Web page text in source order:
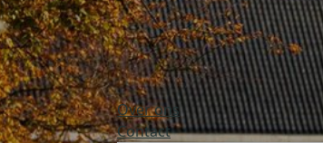
Over ons
Contact